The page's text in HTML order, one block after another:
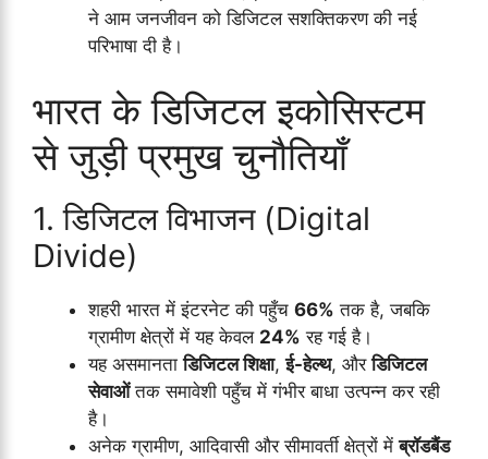
ने आम जनजीवन को डिजिटल सशक्तिकरण की नई
परिभाषा दी है।
भारत के डिजिटल इकोसिस्टम
से जुड़ी प्रमुख चुनौतियाँ
1. डिजिटल विभाजन (Digital
Divide)
शहरी भारत में इंटरनेट की पहुँच 66% तक है, जबकि
ग्रामीण क्षेत्रों में यह केवल 24% रह गई है।
यह असमानताडिजिटल शिक्षा,ई-हेल्थ, औरडिजिटल
सेवाओंतक समावेशी पहुँच में गंभीर बाधा उत्पन्न कर रही
है।
अनेक ग्रामीण, आदिवासी और सीमावर्ती क्षेत्रों मेंब्रॉडबैंड